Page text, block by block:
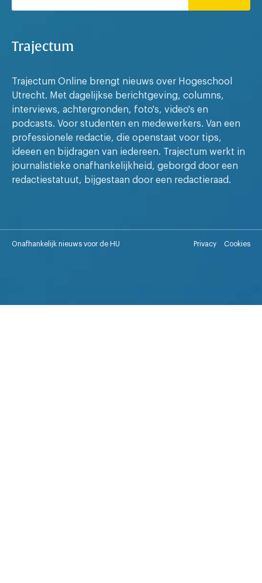
Trajectum
Trajectum Online brengt nieuws over Hogeschool
Utrecht. Met dagelijkse berichtgeving, columns,
interviews, achtergronden, foto's, video's en
podcasts. Voor studenten en medewerkers. Van een
professionele redactie, die openstaat voor tips,
ideeen en bijdragen van iedereen. Trajectum werkt in
journalistieke onafhankelijkheid, geborgd door een
redactiestatuut, bijgestaan door een redactieraad.
Onafhankelijk nieuws voor de HU Privacy Cookies